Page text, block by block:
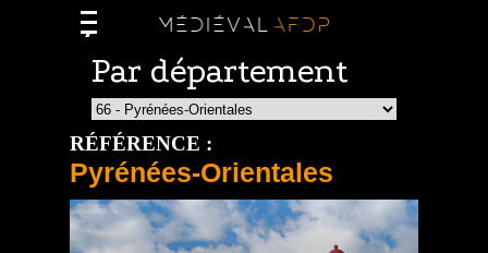
Par département
RÉFÉRENCE :
Pyrénées-Orientales